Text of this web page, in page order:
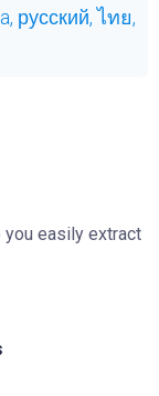
русский,ไทย,
you easily extract